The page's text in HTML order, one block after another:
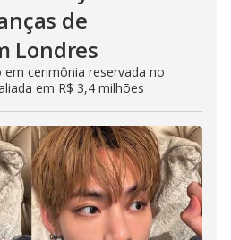
de
Londres
cerimônia reservada no
em R$ 3,4 milhões